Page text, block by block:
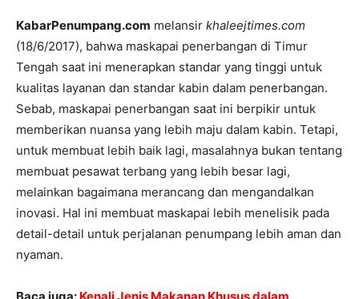
KabarPenumpang.com melansir khaleejtimes.com
(18/6/2017), bahwa maskapai penerbangan di Timur
Tengah saat ini menerapkan standar yang tinggi untuk
kualitas layanan dan standar kabin dalam penerbangan.
Sebab, maskapai penerbangan saat ini berpikir untuk
memberikan nuansa yang lebih maju dalam kabin. Tetapi,
untuk membuat lebih baik lagi, masalahnya bukan tentang
membuat pesawat terbang yang lebih besar lagi,
melainkan bagaimana merancang dan mengandalkan
inovasi. Hal ini membuat maskapai lebih menelisik pada
detail-detail untuk perjalanan penumpang lebih aman dan
nyaman.